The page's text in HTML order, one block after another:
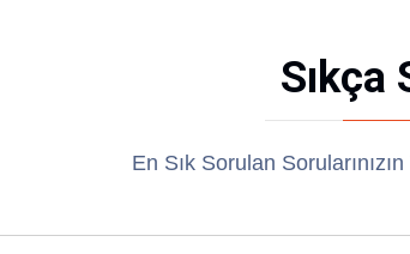
Sıkça
En Sık Sorulan